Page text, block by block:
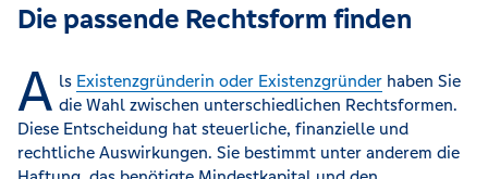
Die passende Rechtsform finden
A ls Existenzgründerin oder Existenzgründer haben Sie
die Wahl zwischen unterschiedlichen Rechtsformen.
Diese Entscheidung hat steuerliche, finanzielle und
rechtliche Auswirkungen. Sie bestimmt unter anderem die